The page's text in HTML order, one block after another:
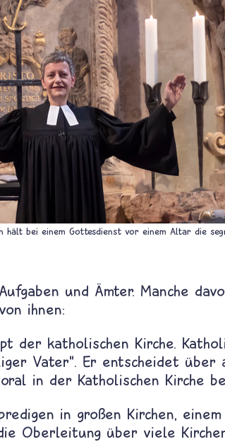
hält bei einem Gottesdienst vor einem Altar die
und Ämter. Manche
ihnen:
der katholischen Kirche.
Vater“. Er entscheidet über
in der Katholischen Kirche
in großen Kirchen,
Oberleitung über viele